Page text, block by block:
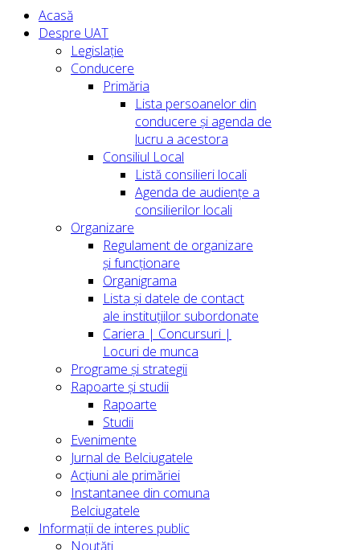
Acasă
Despre UAT
Legislație
Conducere
Primăria
Lista persoanelor din
conducere şi agenda de
lucru a acestora
Consiliul Local
Listă consilieri locali
Agenda de audiențe a
consilierilor locali
Organizare
Regulament de organizare
și funcționare
Organigrama
Lista și datele de contact
ale instituțiilor subordonate
Cariera | Concursuri |
Locuri de munca
Programe și strategii
Rapoarte și studii
Rapoarte
Studii
Evenimente
Jurnal de Belciugatele
Acțiuni ale primăriei
Instantanee din comuna
Belciugatele
Informații de interes public
Noutăți